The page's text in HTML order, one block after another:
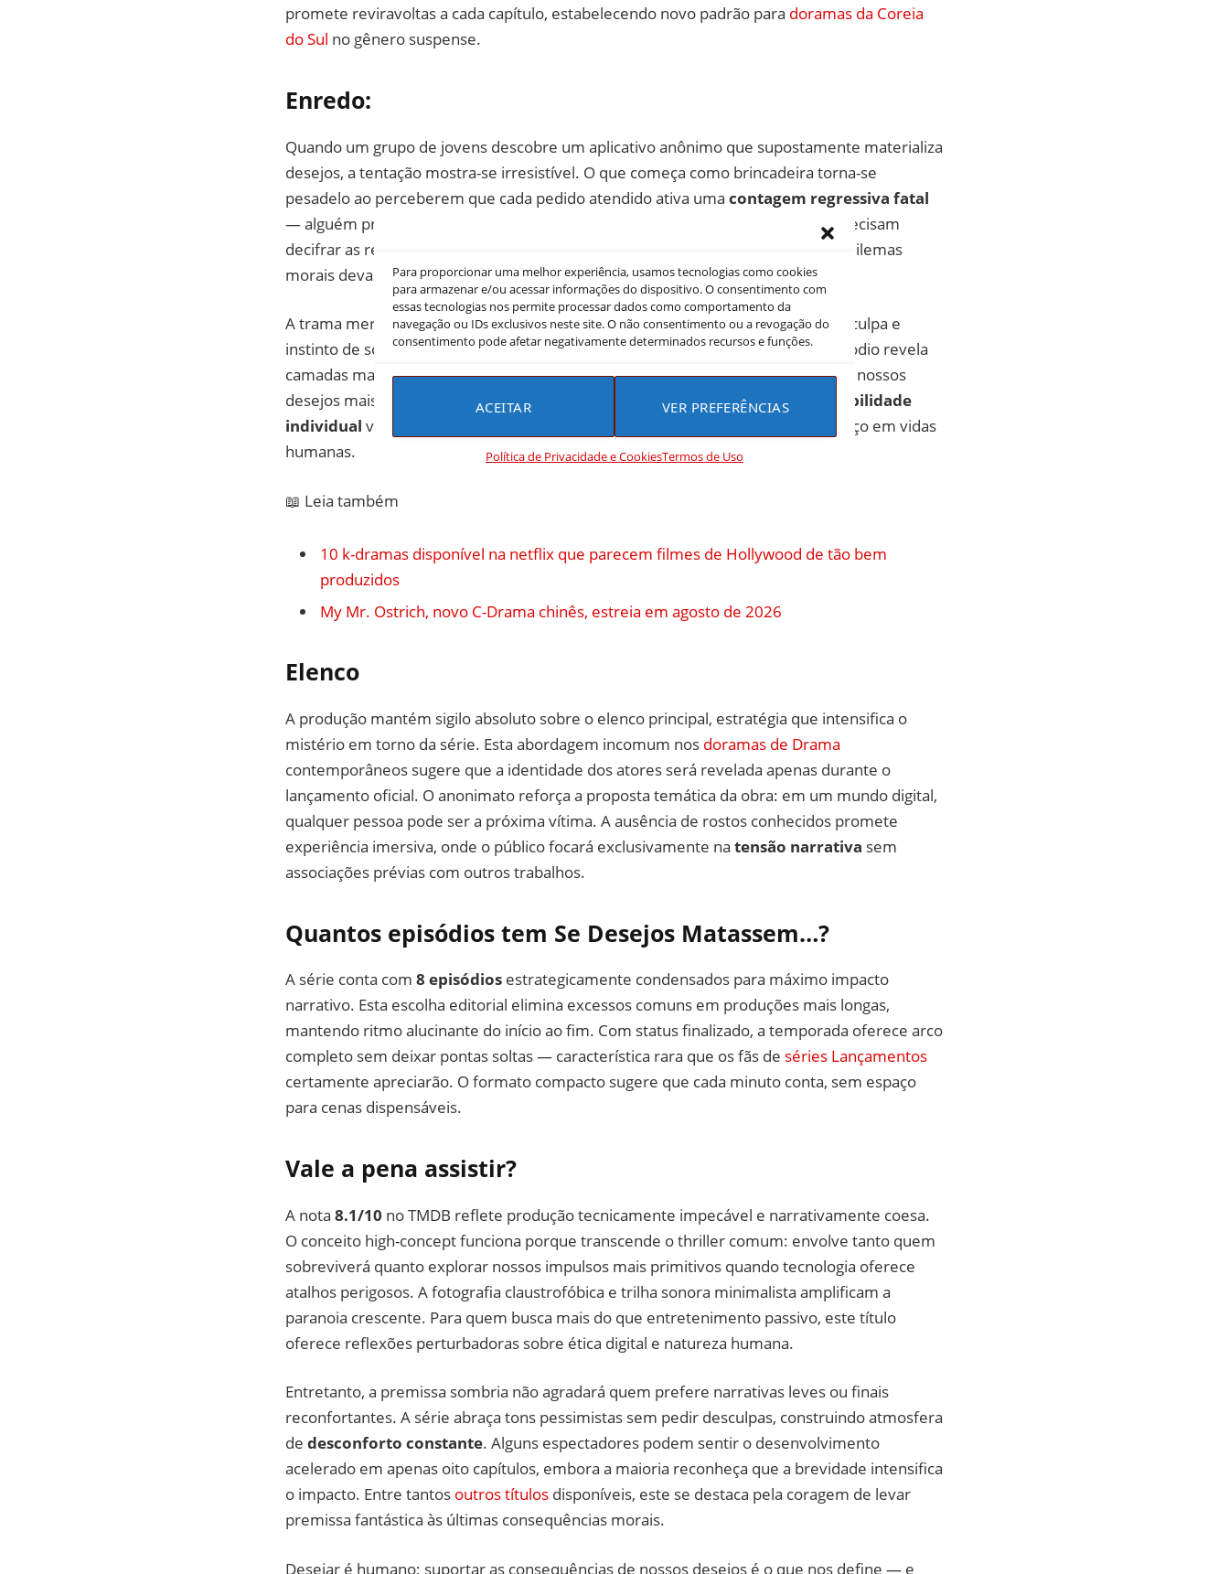
Para proporcionar uma melhor experiência, usamos tecnologias como cookies
para armazenar e/ou acessar informações do dispositivo. O consentimento com
essas tecnologias nos permite processar dados como comportamento da
navegação ou IDs exclusivos neste site. O não consentimento ou a revogação do
consentimento pode afetar negativamente determinados recursos e funções.
ACEITAR VER PREFERÊNCIAS
Política de Privacidade e CookiesTermos de Uso
promete reviravoltas a cada capítulo, estabelecendo novo padrão para doramas da Coreia
do Sul no gênero suspense.
Enredo:
Quando um grupo de jovens descobre um aplicativo anônimo que supostamente materializa
desejos, a tentação mostra-se irresistível. O que começa como brincadeira torna-se
pesadelo ao perceberem que cada pedido atendido ativa uma contagem regressiva fatal
— alguém próximo morrerá em circunstâncias misteriosas. Os protagonistas precisam
decifrar as regras obscuras desta tecnologia amaldiçoada enquanto enfrentam dilemas
morais devastadores: até onde iriam para salvar a própria vida?
A trama mergulha nas dinâmicas de grupo sob pressão extrema. Desconfiança, culpa e
instinto de sobrevivência transformam amizades em alianças frágeis. Cada episódio revela
camadas mais sombrias sobre a origem do aplicativo e os verdadeiros custos de nossos
desejos mais egoístas. A narrativa explora com maestria os temas de responsabilidade
individual versus destino coletivo, questionando se algum desejo justifica o preço em vidas
humanas.
📖 Leia também
10 k-dramas disponível na netflix que parecem filmes de Hollywood de tão bem
produzidos
My Mr. Ostrich, novo C-Drama chinês, estreia em agosto de 2026
Elenco
A produção mantém sigilo absoluto sobre o elenco principal, estratégia que intensifica o
mistério em torno da série. Esta abordagem incomum nos doramas de Drama
contemporâneos sugere que a identidade dos atores será revelada apenas durante o
lançamento oficial. O anonimato reforça a proposta temática da obra: em um mundo digital,
qualquer pessoa pode ser a próxima vítima. A ausência de rostos conhecidos promete
experiência imersiva, onde o público focará exclusivamente na tensão narrativa sem
associações prévias com outros trabalhos.
Quantos episódios tem Se Desejos Matassem…?
A série conta com 8 episódios estrategicamente condensados para máximo impacto
narrativo. Esta escolha editorial elimina excessos comuns em produções mais longas,
mantendo ritmo alucinante do início ao fim. Com status finalizado, a temporada oferece arco
completo sem deixar pontas soltas — característica rara que os fãs de séries Lançamentos
certamente apreciarão. O formato compacto sugere que cada minuto conta, sem espaço
para cenas dispensáveis.
Vale a pena assistir?
A nota 8.1/10 no TMDB reflete produção tecnicamente impecável e narrativamente coesa.
O conceito high-concept funciona porque transcende o thriller comum: envolve tanto quem
sobreviverá quanto explorar nossos impulsos mais primitivos quando tecnologia oferece
atalhos perigosos. A fotografia claustrofóbica e trilha sonora minimalista amplificam a
paranoia crescente. Para quem busca mais do que entretenimento passivo, este título
oferece reflexões perturbadoras sobre ética digital e natureza humana.
Entretanto, a premissa sombria não agradará quem prefere narrativas leves ou finais
reconfortantes. A série abraça tons pessimistas sem pedir desculpas, construindo atmosfera
de desconforto constante. Alguns espectadores podem sentir o desenvolvimento
acelerado em apenas oito capítulos, embora a maioria reconheça que a brevidade intensifica
o impacto. Entre tantos outros títulos disponíveis, este se destaca pela coragem de levar
premissa fantástica às últimas consequências morais.
Desejar é humano; suportar as consequências de nossos desejos é o que nos define — e